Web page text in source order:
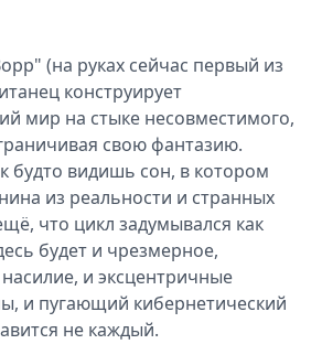
(на руках сейчас первый из
конструирует
мир на стыке несовместимого,
свою фантазию.
будто видишь сон, в котором
из реальности и странных
что цикл задумывался как
будет и чрезмерное,
и эксцентричные
и пугающий кибернетический
не каждый.